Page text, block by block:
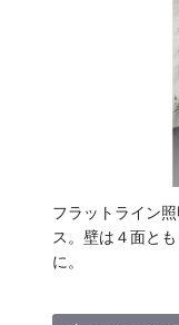
フラットライン
ス。壁は４面と
に。